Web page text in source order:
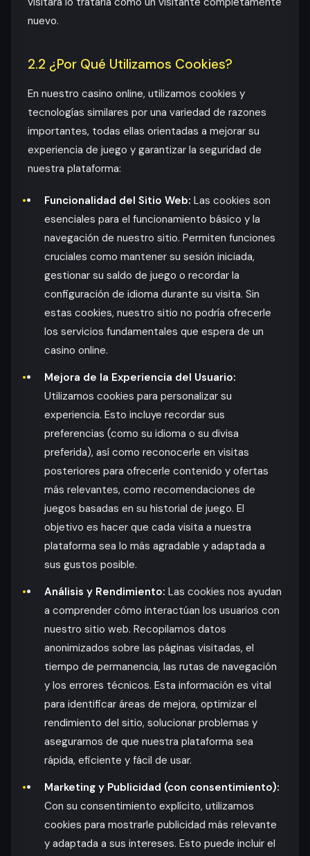
nuevo.
2.2 ¿Por Qué Utilizamos Cookies?
En nuestro casino online, utilizamos cookies y
tecnologías similares por una variedad de razones
importantes, todas ellas orientadas a mejorar su
experiencia de juego y garantizar la seguridad de
nuestra plataforma:
Funcionalidad del Sitio Web: Las cookies son
esenciales para el funcionamiento básico y la
navegación de nuestro sitio. Permiten funciones
cruciales como mantener su sesión iniciada,
gestionar su saldo de juego o recordar la
configuración de idioma durante su visita. Sin
estas cookies, nuestro sitio no podría ofrecerle
los servicios fundamentales que espera de un
casino online.
Mejora de la Experiencia del Usuario:
Utilizamos cookies para personalizar su
experiencia. Esto incluye recordar sus
preferencias (como su idioma o su divisa
preferida), así como reconocerle en visitas
posteriores para ofrecerle contenido y ofertas
más relevantes, como recomendaciones de
juegos basadas en su historial de juego. El
objetivo es hacer que cada visita a nuestra
plataforma sea lo más agradable y adaptada a
sus gustos posible.
Análisis y Rendimiento: Las cookies nos ayudan
a comprender cómo interactúan los usuarios con
nuestro sitio web. Recopilamos datos
anonimizados sobre las páginas visitadas, el
tiempo de permanencia, las rutas de navegación
y los errores técnicos. Esta información es vital
para identificar áreas de mejora, optimizar el
rendimiento del sitio, solucionar problemas y
asegurarnos de que nuestra plataforma sea
rápida, eficiente y fácil de usar.
Marketing y Publicidad (con consentimiento):
Con su consentimiento explícito, utilizamos
cookies para mostrarle publicidad más relevante
y adaptada a sus intereses. Esto puede incluir el